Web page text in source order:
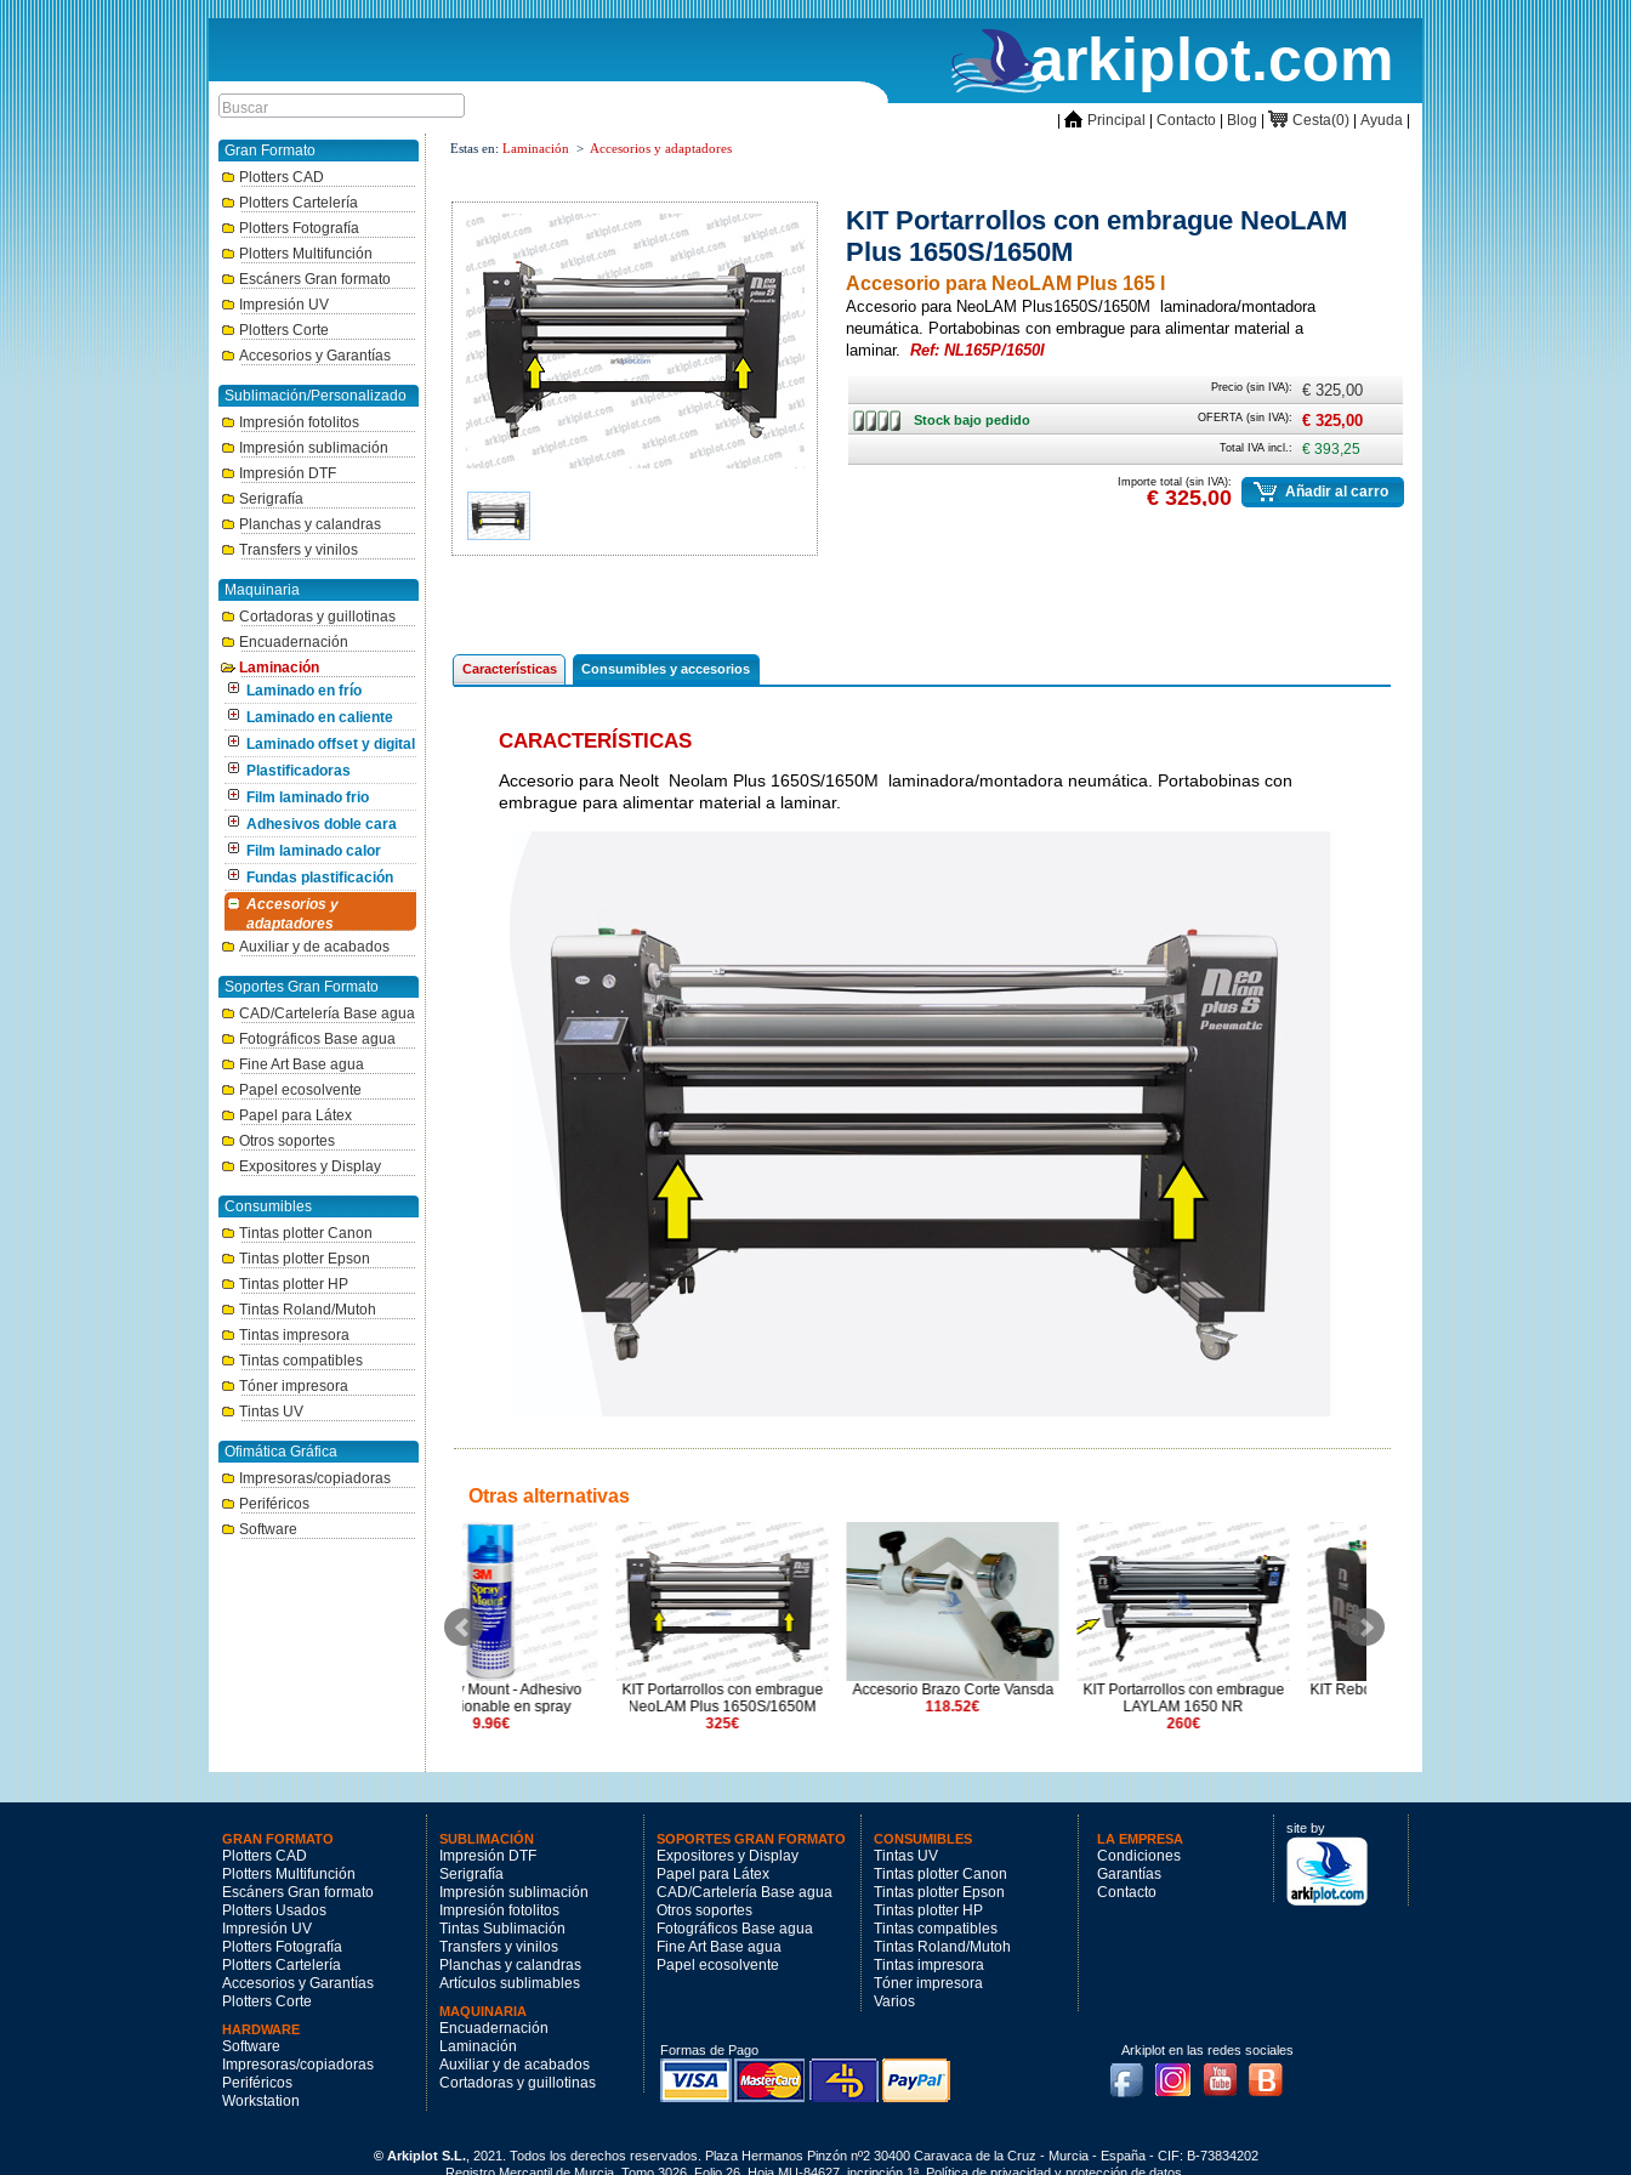
arkiplot.com
inicioPrincipal Contacto Blog CestaCesta(0) Ayuda
Gran Formato
Plotters CAD
Plotters Cartelería
Plotters Fotografía
Plotters Multifunción
Escáners Gran formato
Impresión UV
Plotters Corte
Accesorios y Garantías
Sublimación/Personalizado
Impresión fotolitos
Impresión sublimación
Impresión DTF
Serigrafía
Planchas y calandras
Transfers y vinilos
Maquinaria
Cortadoras y guillotinas
Encuadernación
Laminación
Laminado en frío
Laminado en caliente
Laminado offset y digital
Plastificadoras
Film laminado frio
Adhesivos doble cara
Film laminado calor
Fundas plastificación
Accesorios y
adaptadores
Auxiliar y de acabados
Soportes Gran Formato
CAD/Cartelería Base agua
Fotográficos Base agua
Fine Art Base agua
Papel ecosolvente
Papel para Látex
Otros soportes
Expositores y Display
Consumibles
Tintas plotter Canon
Tintas plotter Epson
Tintas plotter HP
Tintas Roland/Mutoh
Tintas impresora
Tintas compatibles
Tóner impresora
Tintas UV
Ofimática Gráfica
Impresoras/copiadoras
Periféricos
Software
Estas en: Laminación > Accesorios y adaptadores
KIT Portarrollos con embrague NeoLAM
Plus 1650S/1650M
Accesorio para NeoLAM Plus 165 l
Accesorio para NeoLAM Plus1650S/1650M laminadora/montadora
neumática. Portabobinas con embrague para alimentar material a
laminar. Ref: NL165P/1650I
Precio (sin IVA): € 325,00
Stock
bajo
Stock bajo pedido OFERTA (sin IVA): € 325,00
Total IVA incl.: € 393,25
Importe total (sin IVA):
€ 325,00 Añadir al carro
Características Consumibles y accesorios
CARACTERÍSTICAS
Accesorio para Neolt Neolam Plus 1650S/1650M laminadora/montadora neumática. Portabobinas con
embrague para alimentar material a laminar.
Otras alternativas
3M Spray Mount - Adhesivo
KIT Portarrollos con embrague
NeoLAM Plus 1650S/1650M
Accesorio Brazo Corte Vansda
118.52€
KIT Portarrollos con embrague
LAYLAM 1650 NR
KIT Rebobinador NeoLAM Plus
1650P/S/C
GRAN FORMATO
Plotters CAD
Plotters Multifunción
Escáners Gran formato
Plotters Usados
Impresión UV
Plotters Fotografía
Plotters Cartelería
Accesorios y Garantías
Plotters Corte
HARDWARE
Software
Impresoras/copiadoras
Periféricos
Workstation
SUBLIMACIÓN
Impresión DTF
Serigrafía
Impresión sublimación
Impresión fotolitos
Tintas Sublimación
Transfers y vinilos
Planchas y calandras
Artículos sublimables
MAQUINARIA
Encuadernación
Laminación
Auxiliar y de acabados
Cortadoras y guillotinas
SOPORTES GRAN FORMATO
Expositores y Display
Papel para Látex
CAD/Cartelería Base agua
Otros soportes
Fotográficos Base agua
Fine Art Base agua
Papel ecosolvente
CONSUMIBLES
Tintas UV
Tintas plotter Canon
Tintas plotter Epson
Tintas plotter HP
Tintas compatibles
Tintas Roland/Mutoh
Tintas impresora
Tóner impresora
Varios
LA EMPRESA
Condiciones
Garantías
Contacto
site by
Formas de Pago
Arkiplot en las redes sociales
FacebookInstagramYoutubeBlog
© Arkiplot S.L., 2021. Todos los derechos reservados. Plaza Hermanos Pinzón nº2 30400 Caravaca de la Cruz - Murcia - España - CIF: B-73834202